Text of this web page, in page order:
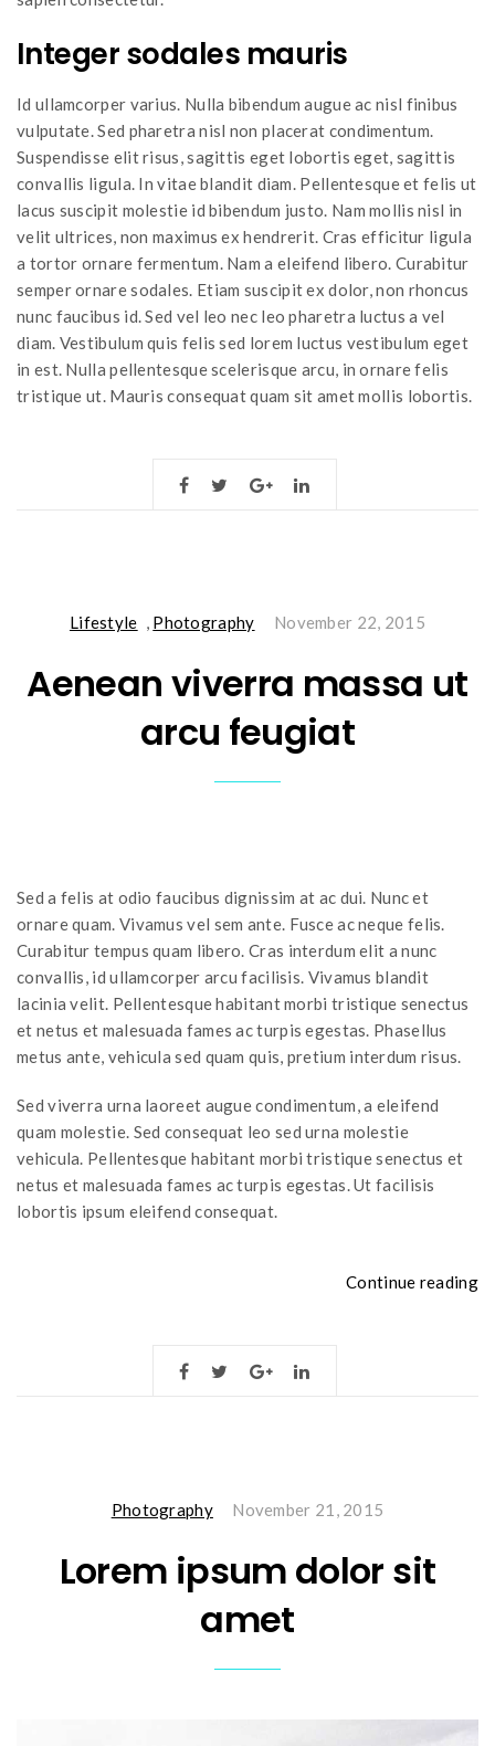
Integer sodales mauris
Id ullamcorper varius. Nulla bibendum augue ac nisl finibus
vulputate. Sed pharetra nisl non placerat condimentum.
Suspendisse elit risus, sagittis eget lobortis eget, sagittis
convallis ligula. In vitae blandit diam. Pellentesque et felis ut
lacus suscipit molestie id bibendum justo. Nam mollis nisl in
velit ultrices, non maximus ex hendrerit. Cras efficitur ligula
a tortor ornare fermentum. Nam a eleifend libero. Curabitur
semper ornare sodales. Etiam suscipit ex dolor, non rhoncus
nunc faucibus id. Sed vel leo nec leo pharetra luctus a vel
diam. Vestibulum quis felis sed lorem luctus vestibulum eget
in est. Nulla pellentesque scelerisque arcu, in ornare felis
tristique ut. Mauris consequat quam sit amet mollis lobortis.
Lifestyle , Photography November 22, 2015
Aenean viverra massa ut
arcu feugiat
Sed a felis at odio faucibus dignissim at ac dui. Nunc et
ornare quam. Vivamus vel sem ante. Fusce ac neque felis.
Curabitur tempus quam libero. Cras interdum elit a nunc
convallis, id ullamcorper arcu facilisis. Vivamus blandit
lacinia velit. Pellentesque habitant morbi tristique senectus
et netus et malesuada fames ac turpis egestas. Phasellus
metus ante, vehicula sed quam quis, pretium interdum risus.
Sed viverra urna laoreet augue condimentum, a eleifend
quam molestie. Sed consequat leo sed urna molestie
vehicula. Pellentesque habitant morbi tristique senectus et
netus et malesuada fames ac turpis egestas. Ut facilisis
lobortis ipsum eleifend consequat.
Continue reading
Photography November 21, 2015
Lorem ipsum dolor sit
amet